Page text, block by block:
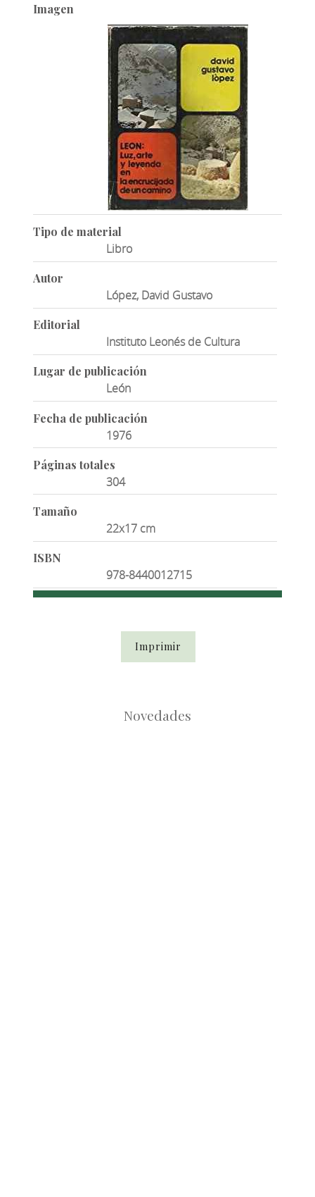
Imagen
Tipo de material
Libro
Autor
López, David Gustavo
Editorial
Instituto Leonés de Cultura
Lugar de publicación
León
Fecha de publicación
1976
Páginas totales
304
Tamaño
22x17 cm
ISBN
978-8440012715
Imprimir
Novedades